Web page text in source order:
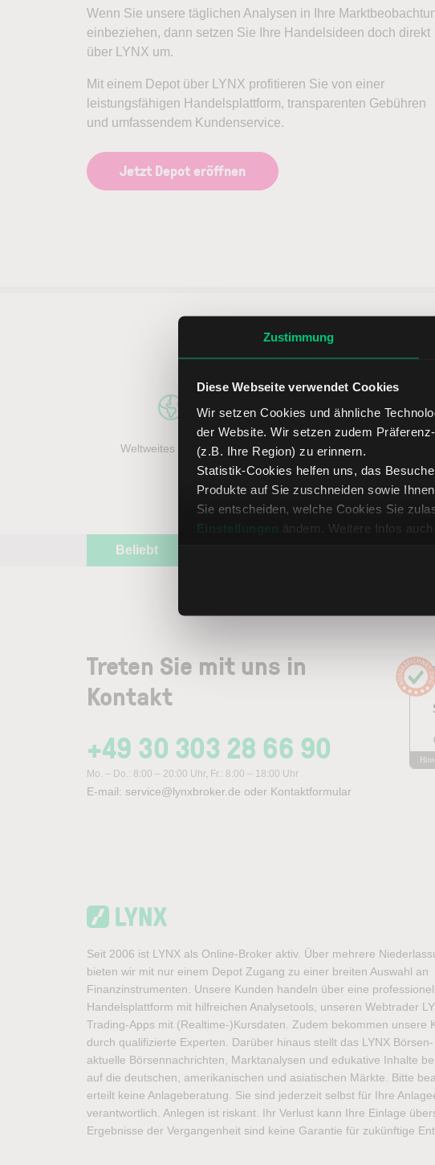
Zustimmung
Diese Webseite verwendet Cookies
Wir setzen Cookies und ähnliche
der Website. Wir setzen zudem
(z.B. Ihre Region) zu erinnern.
Statistik-Cookies helfen uns, das
Produkte auf Sie zuschneiden sowie
Sie entscheiden, welche Cookies Sie
Einstellungen
ändern. Weitere Infos
Wenn Sie unsere täglichen Analysen in Ihre
einbeziehen, dann setzen Sie Ihre Handelsideen doch direkt
über LYNX um.
Mit einem Depot über LYNX profitieren Sie von einer
leistungsfähigen Handelsplattform, transparenten Gebühren
und umfassendem Kundenservice.
Jetzt Depot eröffnen
5
Weltweites Handeln Top Handelsplattform
Beliebt
Treten Sie mit uns in
Kontakt
+49 30 303 28 66 90
Mo. – Do.: 8:00 – 20:00 Uhr, Fr.: 8:00 – 18:00 Uhr
E-mail: service@lynxbroker.de oder Kontaktformular
Seit 2006 ist LYNX als Online-Broker aktiv. Über mehrere
bieten wir mit nur einem Depot Zugang zu einer breiten Auswahl an
Finanzinstrumenten. Unsere Kunden handeln über eine
Handelsplattform mit hilfreichen Analysetools, unseren Webtrader
Trading-Apps mit (Realtime-)Kursdaten. Zudem bekommen unsere
durch qualifizierte Experten. Darüber hinaus stellt das LYNX
aktuelle Börsennachrichten, Marktanalysen und edukative Inhalte
auf die deutschen, amerikanischen und asiatischen Märkte. Bitte
erteilt keine Anlageberatung. Sie sind jederzeit selbst für Ihre
verantwortlich. Anlegen ist riskant. Ihr Verlust kann Ihre Einlage
Ergebnisse der Vergangenheit sind keine Garantie für zukünftige